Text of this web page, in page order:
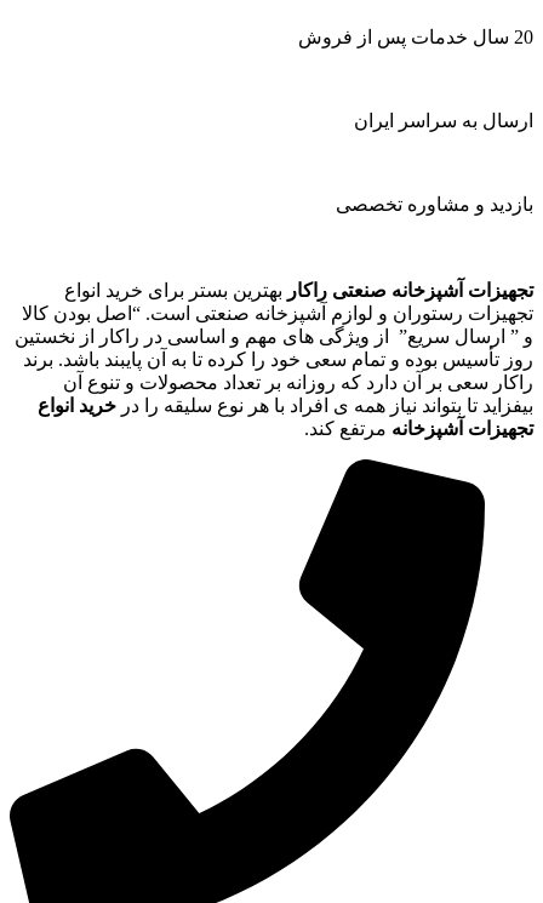
20 سال خدمات پس از فروش
ارسال به سراسر ایران
بازدید و مشاوره تخصصی
تجهیزات آشپزخانه صنعتی راکار بهترین بستر برای خرید انواع
تجهیزات رستوران و لوازم آشپزخانه صنعتی است. “اصل بودن کالا
و ” ارسال سریع” از ویژگی های مهم و اساسی در راکار از نخستین
روز تأسیس بوده و تمام سعی خود را کرده تا به آن پایبند باشد. برند
راکار سعی بر آن دارد که روزانه بر تعداد محصولات و تنوع آن
بیفزاید تا بتواند نیاز همه ی افراد با هر نوع سلیقه را در خرید انواع
تجهیزات آشپزخانه مرتفع کند.